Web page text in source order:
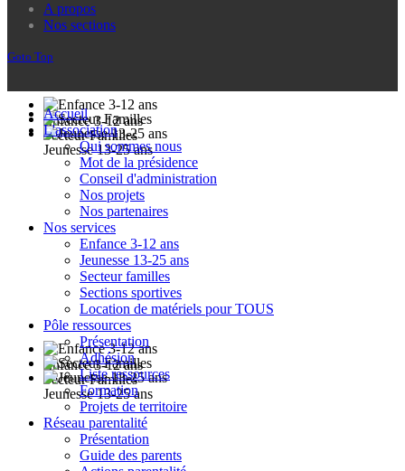
Enfance 3-12 ans
Enfance 3-12 ans
Secteur Familles
Secteur Familles
Jeunesse 13-25 ans
Jeunesse 13-25 ans
A propos
Nos sections
Goto Top
Accueil
L'association
Qui sommes nous
Mot de la présidence
Conseil d'administration
Nos projets
Nos partenaires
Nos services
Enfance 3-12 ans
Jeunesse 13-25 ans
Secteur familles
Sections sportives
Location de matériels pour TOUS
Pôle ressources
Présentation
Adhésion
Liste ressources
Formation
Projets de territoire
Réseau parentalité
Présentation
Guide des parents